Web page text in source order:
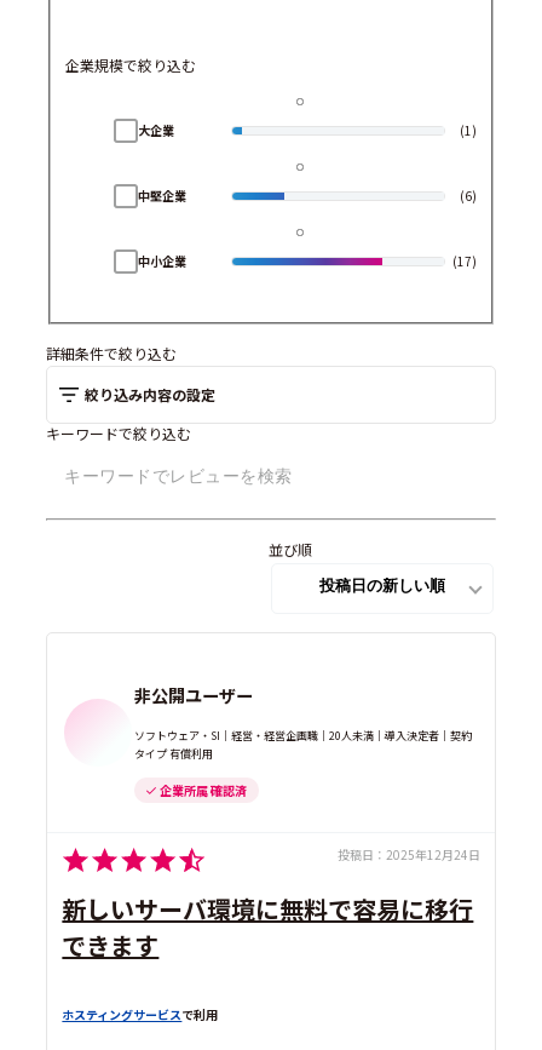
企業規模で絞り込む
大企業 (1)
中堅企業 (6)
中小企業 (17)
詳細条件で絞り込む
絞り込み内容の設定
キーワードで絞り込む
並び順
非公開ユーザー
ソフトウェア・SI｜経営・経営企画職｜20人未満｜導入決定者｜契約
タイプ 有償利用
企業所属 確認済
投稿日： 2025年12月24日
新しいサーバ環境に無料で容易に移行
できます
ホスティングサービスで利用